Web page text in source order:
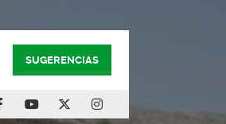
SUGERENCIAS